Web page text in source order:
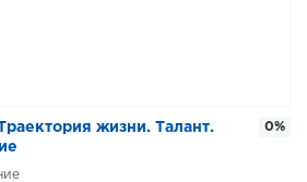
жизни. Талант.
0%